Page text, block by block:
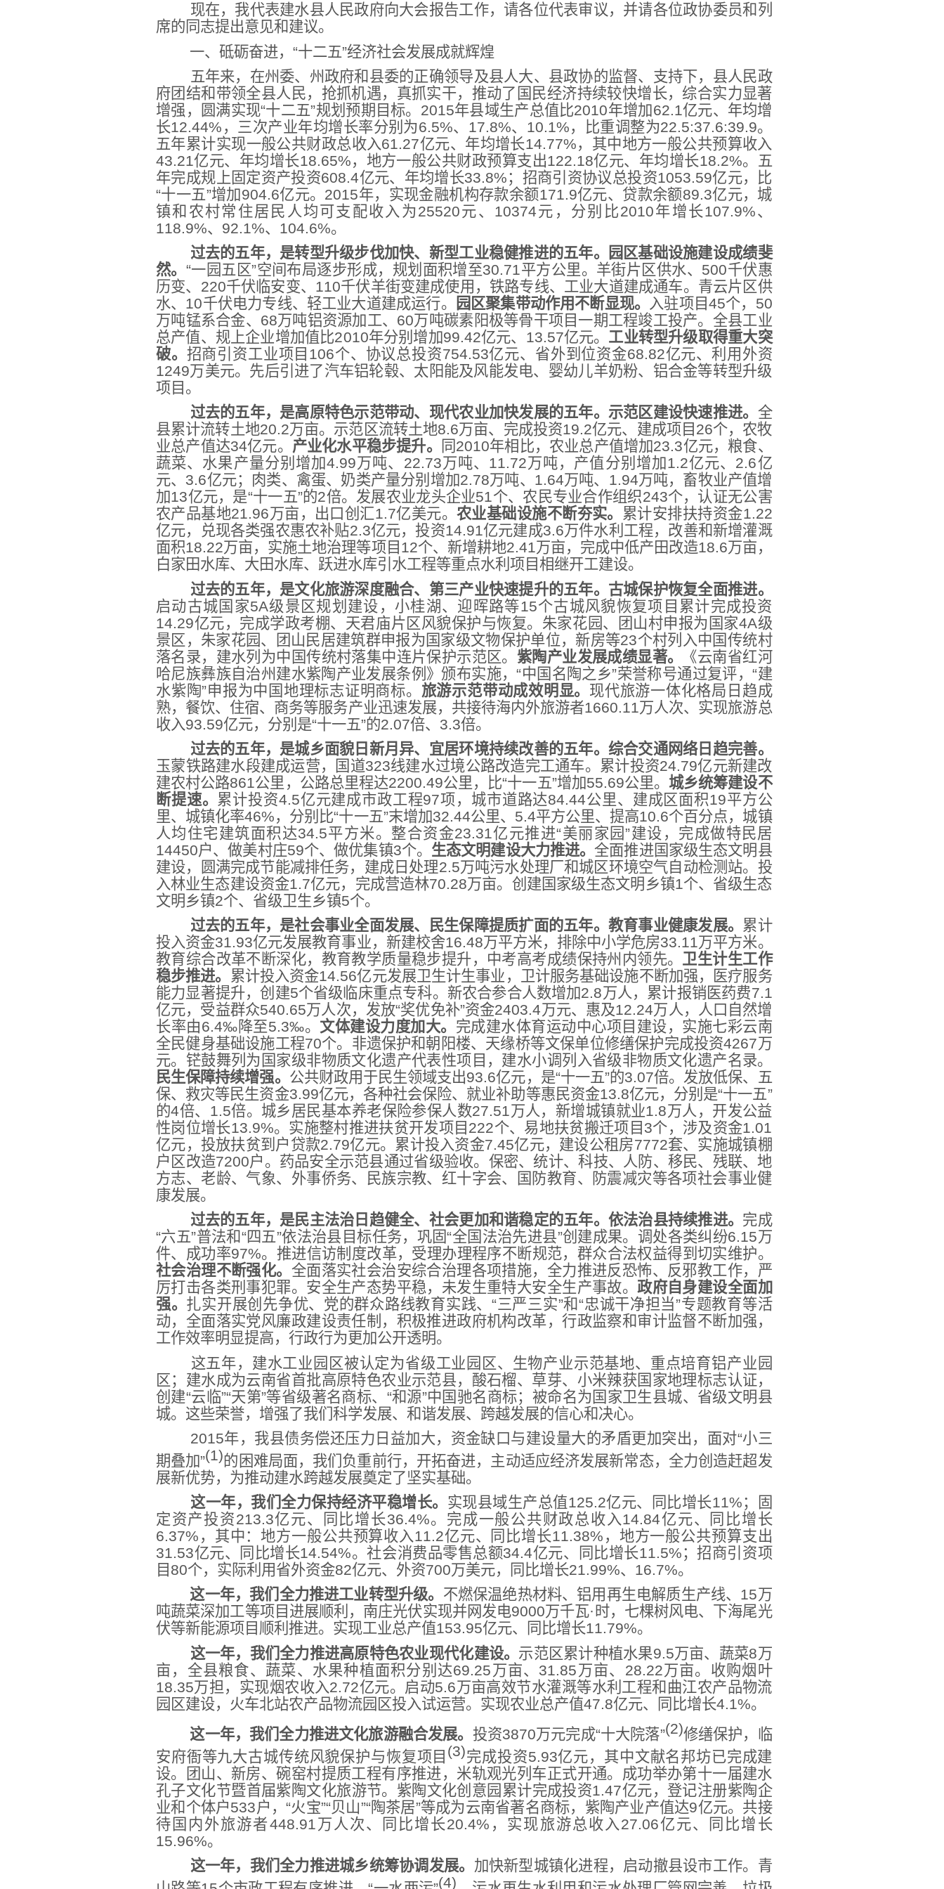
现在，我代表建水县人民政府向大会报告工作，请各位代表审议，并请各位政协委员和列
席的同志提出意见和建议。
一、砥砺奋进，“十二五”经济社会发展成就辉煌
五年来，在州委、州政府和县委的正确领导及县人大、县政协的监督、支持下，县人民政
府团结和带领全县人民，抢抓机遇，真抓实干，推动了国民经济持续较快增长，综合实力显著
增强，圆满实现“十二五”规划预期目标。2015年县域生产总值比2010年增加62.1亿元、年均增
长12.44%，三次产业年均增长率分别为6.5%、17.8%、10.1%，比重调整为22.5:37.6:39.9。
五年累计实现一般公共财政总收入61.27亿元、年均增长14.77%，其中地方一般公共预算收入
43.21亿元、年均增长18.65%，地方一般公共财政预算支出122.18亿元、年均增长18.2%。五
年完成规上固定资产投资608.4亿元、年均增长33.8%；招商引资协议总投资1053.59亿元，比
“十一五”增加904.6亿元。2015年，实现金融机构存款余额171.9亿元、贷款余额89.3亿元，城
镇和农村常住居民人均可支配收入为25520元、10374元，分别比2010年增长107.9%、
118.9%、92.1%、104.6%。
过去的五年，是转型升级步伐加快、新型工业稳健推进的五年。
园区基础设施建设成绩斐
然。 “一园五区”空间布局逐步形成，规划面积增至30.71平方公里。羊街片区供水、500千伏惠
历变、220千伏临安变、110千伏羊街变建成使用，铁路专线、工业大道建成通车。青云片区供
水、10千伏电力专线、轻工业大道建成运行。
园区聚集带动作用不断显现。 入驻项目45个，50
万吨锰系合金、68万吨铝资源加工、60万吨碳素阳极等骨干项目一期工程竣工投产。全县工业
总产值、规上企业增加值比2010年分别增加99.42亿元、13.57亿元。 工业转型升级取得重大突
破。 招商引资工业项目106个、协议总投资754.53亿元、省外到位资金68.82亿元、利用外资
1249万美元。先后引进了汽车铝轮毂、太阳能及风能发电、婴幼儿羊奶粉、铝合金等转型升级
项目。
过去的五年，是高原特色示范带动、现代农业加快发展的五年。 示范区建设快速推进。 全
县累计流转土地20.2万亩。示范区流转土地8.6万亩、完成投资19.2亿元、建成项目26个，农牧
业总产值达34亿元。 产业化水平稳步提升。
同2010年相比，农业总产值增加23.3亿元，粮食、
蔬菜、水果产量分别增加4.99万吨、22.73万吨、11.72万吨，产值分别增加1.2亿元、2.6亿
元、3.6亿元；肉类、禽蛋、奶类产量分别增加2.78万吨、1.64万吨、1.94万吨，畜牧业产值增
加13亿元，是“十一五”的2倍。发展农业龙头企业51个、农民专业合作组织243个，认证无公害
农产品基地21.96万亩，出口创汇1.7亿美元。农业基础设施不断夯实。 累计安排扶持资金1.22
亿元，兑现各类强农惠农补贴2.3亿元，投资14.91亿元建成3.6万件水利工程，改善和新增灌溉
面积18.22万亩，实施土地治理等项目12个、新增耕地2.41万亩，完成中低产田改造18.6万亩，
白家田水库、大田水库、跃进水库引水工程等重点水利项目相继开工建设。
过去的五年，是文化旅游深度融合、第三产业快速提升的五年。 古城保护恢复全面推进。
启动古城国家5A级景区规划建设，小桂湖、迎晖路等15个古城风貌恢复项目累计完成投资
14.29亿元，完成学政考棚、天君庙片区风貌保护与恢复。朱家花园、团山村申报为国家4A级
景区，朱家花园、团山民居建筑群申报为国家级文物保护单位，新房等23个村列入中国传统村
落名录，建水列为中国传统村落集中连片保护示范区。 紫陶产业发展成绩显著。
《云南省红河
哈尼族彝族自治州建水紫陶产业发展条例》颁布实施，“中国名陶之乡”荣誉称号通过复评，“建
水紫陶”申报为中国地理标志证明商标。 旅游示范带动成效明显。 现代旅游一体化格局日趋成
熟，餐饮、住宿、商务等服务产业迅速发展，共接待海内外旅游者1660.11万人次、实现旅游总
收入93.59亿元，分别是“十一五”的2.07倍、3.3倍。
过去的五年，是城乡面貌日新月异、宜居环境持续改善的五年。 综合交通网络日趋完善。
玉蒙铁路建水段建成运营，国道323线建水过境公路改造完工通车。累计投资24.79亿元新建改
建农村公路861公里，公路总里程达2200.49公里，比“十一五”增加55.69公里。 城乡统筹建设不
断提速。 累计投资4.5亿元建成市政工程97项，城市道路达84.44公里、建成区面积19平方公
里、城镇化率46%，分别比“十一五”末增加32.44公里、5.4平方公里、提高10.6个百分点，城镇
人均住宅建筑面积达34.5平方米。整合资金23.31亿元推进“美丽家园”建设，完成做特民居
14450户、做美村庄59个、做优集镇3个。 生态文明建设大力推进。全面推进国家级生态文明县
建设，圆满完成节能减排任务，建成日处理2.5万吨污水处理厂和城区环境空气自动检测站。投
入林业生态建设资金1.7亿元，完成营造林70.28万亩。创建国家级生态文明乡镇1个、省级生态
文明乡镇2个、省级卫生乡镇5个。
过去的五年，是社会事业全面发展、民生保障提质扩面的五年。 教育事业健康发展。 累计
投入资金31.93亿元发展教育事业，新建校舍16.48万平方米，排除中小学危房33.11万平方米。
教育综合改革不断深化，教育教学质量稳步提升，中考高考成绩保持州内领先。 卫生计生工作
稳步推进。
累计投入资金14.56亿元发展卫生计生事业，卫计服务基础设施不断加强，医疗服务
能力显著提升，创建5个省级临床重点专科。新农合参合人数增加2.8万人，累计报销医药费7.1
亿元，受益群众540.65万人次，发放“奖优免补”资金2403.4万元、惠及12.24万人，人口自然增
长率由6.4‰降至5.3‰。 文体建设力度加大。 完成建水体育运动中心项目建设，实施七彩云南
全民健身基础设施工程70个。非遗保护和朝阳楼、天缘桥等文保单位修缮保护完成投资4267万
元。铓鼓舞列为国家级非物质文化遗产代表性项目，建水小调列入省级非物质文化遗产名录。
民生保障持续增强。 公共财政用于民生领域支出93.6亿元，是“十一五”的3.07倍。发放低保、五
保、救灾等民生资金3.99亿元，各种社会保险、就业补助等惠民资金13.8亿元，分别是“十一五”
的4倍、1.5倍。城乡居民基本养老保险参保人数27.51万人，新增城镇就业1.8万人，开发公益
性岗位增长13.9%。实施整村推进扶贫开发项目222个、易地扶贫搬迁项目3个，涉及资金1.01
亿元，投放扶贫到户贷款2.79亿元。累计投入资金7.45亿元，建设公租房7772套、实施城镇棚
户区改造7200户。药品安全示范县通过省级验收。保密、统计、科技、人防、移民、残联、地
方志、老龄、气象、外事侨务、民族宗教、红十字会、国防教育、防震减灾等各项社会事业健
康发展。
过去的五年，是民主法治日趋健全、社会更加和谐稳定的五年。 依法治县持续推进。 完成
“六五”普法和“四五”依法治县目标任务，巩固“全国法治先进县”创建成果。调处各类纠纷6.15万
件、成功率97%。推进信访制度改革，受理办理程序不断规范，群众合法权益得到切实维护。
社会治理不断强化。 全面落实社会治安综合治理各项措施，全力推进反恐怖、反邪教工作，严
厉打击各类刑事犯罪。安全生产态势平稳，未发生重特大安全生产事故。政府自身建设全面加
强。 扎实开展创先争优、党的群众路线教育实践、“三严三实”和“忠诚干净担当”专题教育等活
动，全面落实党风廉政建设责任制，积极推进政府机构改革，行政监察和审计监督不断加强，
工作效率明显提高，行政行为更加公开透明。
这五年，建水工业园区被认定为省级工业园区、生物产业示范基地、重点培育铝产业园
区；建水成为云南省首批高原特色农业示范县，酸石榴、草芽、小米辣获国家地理标志认证，
创建“云临”“天第”等省级著名商标、“和源”中国驰名商标；被命名为国家卫生县城、省级文明县
城。这些荣誉，增强了我们科学发展、和谐发展、跨越发展的信心和决心。
2015年，我县债务偿还压力日益加大，资金缺口与建设量大的矛盾更加突出，面对“小三
期叠加”(1)的困难局面，我们负重前行，开拓奋进，主动适应经济发展新常态，全力创造赶超发
展新优势，为推动建水跨越发展奠定了坚实基础。
这一年，我们全力保持经济平稳增长。 实现县域生产总值125.2亿元、同比增长11%；固
定资产投资213.3亿元、同比增长36.4%。完成一般公共财政总收入14.84亿元、同比增长
6.37%，其中：地方一般公共预算收入11.2亿元、同比增长11.38%，地方一般公共预算支出
31.53亿元、同比增长14.54%。社会消费品零售总额34.4亿元、同比增长11.5%；招商引资项
目80个，实际利用省外资金82亿元、外资700万美元，同比增长21.99%、16.7%。
这一年，我们全力推进工业转型升级。 不燃保温绝热材料、铝用再生电解质生产线、15万
吨蔬菜深加工等项目进展顺利，南庄光伏实现并网发电9000万千瓦·时，七棵树风电、下海尾光
伏等新能源项目顺利推进。实现工业总产值153.95亿元、同比增长11.79%。
这一年，我们全力推进高原特色农业现代化建设。 示范区累计种植水果9.5万亩、蔬菜8万
亩，全县粮食、蔬菜、水果种植面积分别达69.25万亩、31.85万亩、28.22万亩。收购烟叶
18.35万担，实现烟农收入2.72亿元。启动5.6万亩高效节水灌溉等水利工程和曲江农产品物流
园区建设，火车北站农产品物流园区投入试运营。实现农业总产值47.8亿元、同比增长4.1%。
这一年，我们全力推进文化旅游融合发展。 投资3870万元完成“十大院落”(2)修缮保护，临
安府衙等九大古城传统风貌保护与恢复项目 (3)完成投资5.93亿元，其中文献名邦坊已完成建
设。团山、新房、碗窑村提质工程有序推进，米轨观光列车正式开通。成功举办第十一届建水
孔子文化节暨首届紫陶文化旅游节。紫陶文化创意园累计完成投资1.47亿元，登记注册紫陶企
业和个体户533户，“火宝”“贝山”“陶茶居”等成为云南省著名商标，紫陶产业产值达9亿元。共接
待国内外旅游者448.91万人次、同比增长20.4%，实现旅游总收入27.06亿元、同比增长
15.96%。
这一年，我们全力推进城乡统筹协调发展。 加快新型城镇化进程，启动撤县设市工作。青
(4)